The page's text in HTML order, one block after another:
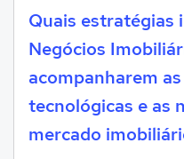
Quais estratégias
Negócios
acompanharem
tecnológicas e as
mercado